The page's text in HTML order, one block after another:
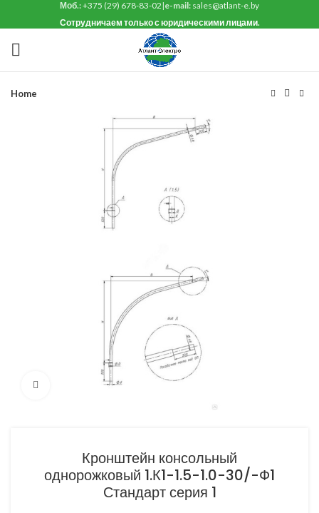
Моб.:+375 (29) 678-83-02 |e-mail: sales@atlant-e.by
Сотрудничаем только с юридическими лицами.
Home
Нажмите, чтобы увеличить
Кронштейн консольный
однорожковый 1.К1-1.5-1.0-30/-Ф1
Стандарт серия 1